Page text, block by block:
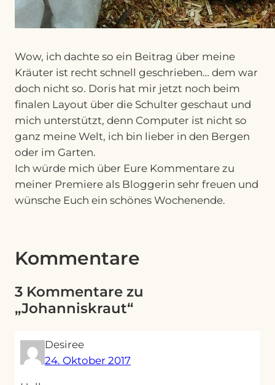
Wow, ich dachte so ein Beitrag über meine
Kräuter ist recht schnell geschrieben… dem war
doch nicht so. Doris hat mir jetzt noch beim
finalen Layout über die Schulter geschaut und
mich unterstützt, denn Computer ist nicht so
ganz meine Welt, ich bin lieber in den Bergen
oder im Garten.
Ich würde mich über Eure Kommentare zu
meiner Premiere als Bloggerin sehr freuen und
wünsche Euch ein schönes Wochenende.
Kommentare
3 Kommentare zu
„Johanniskraut“
Desiree
24. Oktober 2017